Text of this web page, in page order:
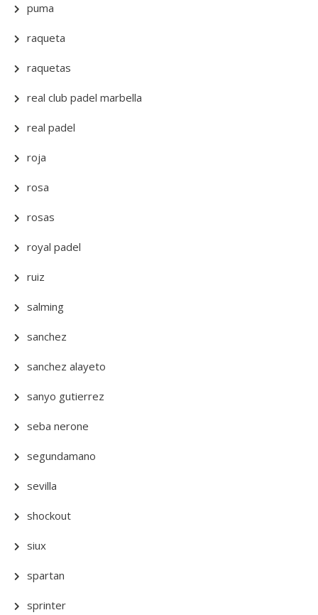
puma
raqueta
raquetas
real club padel marbella
real padel
roja
rosa
rosas
royal padel
ruiz
salming
sanchez
sanchez alayeto
sanyo gutierrez
seba nerone
segundamano
sevilla
shockout
siux
spartan
sprinter